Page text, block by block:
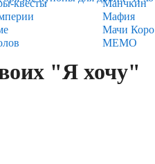
квесты
Манчкин
Мафия
Мачи Коро
МЕМО
"Я хочу"